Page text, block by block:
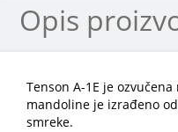
Opis
Tenson A-1E je
mandoline je izrađeno
smreke.